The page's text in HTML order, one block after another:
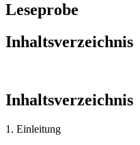
Leseprobe
Inhaltsverzeichnis
Inhaltsverzeichnis
1. Einleitung